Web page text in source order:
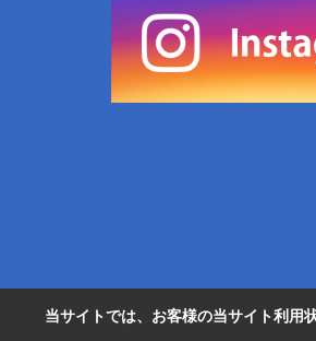
当サイトでは、お客様の当サイト利用